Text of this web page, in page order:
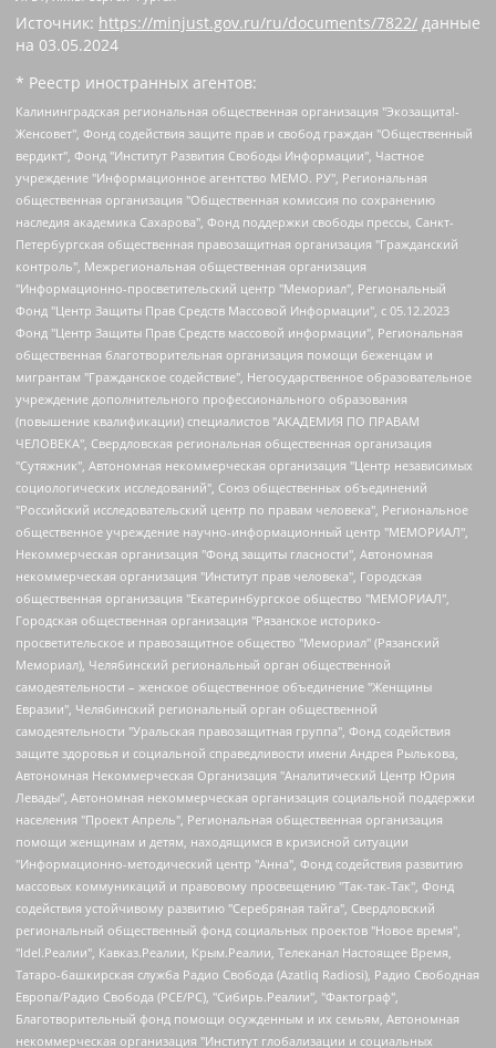
Источник: https://minjust.gov.ru/ru/documents/7822/ данные
на 03.05.2024
* Реестр иностранных агентов:
Калининградская региональная общественная организация "Экозащита!-Женсовет", Фонд содействия защите прав и свобод граждан "Общественный вердикт", Фонд "Институт Развития Свободы Информации", Частное учреждение "Информационное агентство МЕМО. РУ", Региональная общественная организация "Общественная комиссия по сохранению наследия академика Сахарова", Фонд поддержки свободы прессы, Санкт-Петербургская общественная правозащитная организация "Гражданский контроль", Межрегиональная общественная организация "Информационно-просветительский центр "Мемориал", Региональный Фонд "Центр Защиты Прав Средств Массовой Информации", с 05.12.2023 Фонд "Центр Защиты Прав Средств массовой информации", Региональная общественная благотворительная организация помощи беженцам и мигрантам "Гражданское содействие", Негосударственное образовательное учреждение дополнительного профессионального образования (повышение квалификации) специалистов "АКАДЕМИЯ ПО ПРАВАМ ЧЕЛОВЕКА", Свердловская региональная общественная организация "Сутяжник", Автономная некоммерческая организация "Центр независимых социологических исследований", Союз общественных объединений "Российский исследовательский центр по правам человека", Региональное общественное учреждение научно-информационный центр "МЕМОРИАЛ", Некоммерческая организация "Фонд защиты гласности", Автономная некоммерческая организация "Институт прав человека", Городская общественная организация "Екатеринбургское общество "МЕМОРИАЛ", Городская общественная организация "Рязанское историко-просветительское и правозащитное общество "Мемориал" (Рязанский Мемориал), Челябинский региональный орган общественной самодеятельности – женское общественное объединение "Женщины Евразии", Челябинский региональный орган общественной самодеятельности "Уральская правозащитная группа", Фонд содействия защите здоровья и социальной справедливости имени Андрея Рылькова, Автономная Некоммерческая Организация "Аналитический Центр Юрия Левады", Автономная некоммерческая организация социальной поддержки населения "Проект Апрель", Региональная общественная организация помощи женщинам и детям, находящимся в кризисной ситуации "Информационно-методический центр "Анна", Фонд содействия развитию массовых коммуникаций и правовому просвещению "Так-так-Так", Фонд содействия устойчивому развитию "Серебряная тайга", Свердловский региональный общественный фонд социальных проектов "Новое время", "Idel.Реалии", Кавказ.Реалии, Крым.Реалии, Телеканал Настоящее Время, Татаро-башкирская служба Радио Свобода (Azatliq Radiosi), Радио Свободная Европа/Радио Свобода (PCE/PC), "Сибирь.Реалии", "Фактограф", Благотворительный фонд помощи осужденным и их семьям, Автономная некоммерческая организация "Институт глобализации и социальных движений", Фонд "В защиту прав заключенных", Частное учреждение "Центр поддержки и содействия развитию средств массовой информации", Пензенский региональный общественный благотворительный фонд "Гражданский союз", "Север.Реалии", Некоммерческая организация Фонд "Правовая инициатива", Общество с ограниченной ответственностью "Радио Свободная Европа/Радио Свобода", Чешское информационное агентство "MEDIUM-ORIENT", Красноярская региональная общественная организация "Мы против СПИДа", Камалягин Денис Николаевич, Маркелов Сергей Евгеньевич, Пономарев Лев Александрович, Савицкая Людмила Алексеевна, Автономная некоммерческая организация "Центр по работе с проблемой насилия "НАСИЛИЮ.НЕТ", Межрегиональный профессиональный союз работников здравоохранения "Альянс врачей", Юридическое лицо, зарегистрированное в Латвийской Республике, SIA "Medusa Project" (регистрационный номер 40103797863, дата регистрации 10.06.2014), Некоммерческая организация "Фонд по борьбе с коррупцией", Автономная некоммерческая организация "Институт права и публичной политики", Баданин Роман Сергеевич, Гликин Максим Александрович, Железнова Мария Михайловна, Лукьянова Юлия Сергеевна, Маетная Елизавета Витальевна, Маняхин Петр Борисович, Чуракова Ольга Владимировна, Ярош Юлия Петровна, Юридическое лицо "The Insider SIA", зарегистрированное в Риге, Латвийская Республика (дата регистрации 26.06.2015), являющееся администратором доменного имени интернет-издания "The Insider SIA", https://theins.ru, Постернак Алексей Евгеньевич, Рубин Михаил Аркадьевич, Анин Роман Александрович, Юридическое лицо Istories fonds, зарегистрированное в Латвийской Республике (регистрационный номер 50008295751, дата регистрации 24.02.2020), Великовский Дмитрий Александрович, Долинина Ирина Николаевна, Мароховская Алеся Алексеевна, Шлейнов Роман Юрьевич, Шмагун Олеся Валентиновна, Общество с ограниченной ответственностью "Альтаир 2021", Общество с ограниченной ответственностью "Вега 2021", Общество с ограниченной ответственностью "Главный редактор 2021", Общество с ограниченной ответственностью "Ромашки монолит", Важенков Артем Валерьевич, Ивановская областная общественная организация "Центр гендерных исследований", Гурман Юрий Альбертович, Медиапроект "ОВД-Инфо", Егоров Владимир Владимирович, Жилинский Владимир Александрович, Общество с ограниченной ответственностью "ЗП", Иванова София Юрьевна, Карезина Инна Павловна, Кильтау Екатерина Викторовна, Петров Алексей Викторович, Пискунов Сергей Евгеньевич, Смирнов Сергей Сергеевич, Тихонов Михаил Сергеевич, Общество с ограниченной ответственностью "ЖУРНАЛИСТ-ИНОСТРАННЫЙ АГЕНТ", Арапова Галина Юрьевна, Вольтская Татьяна Анатольевна, Американская компания "Mason G.E.S. Anonymous Foundation" (США), являющаяся владельцем интернет-издания https://mnews.world/, Компания "Stichting Bellingcat", зарегистрированная в Нидерландах (дата регистрации 11.07.2018), Захаров Андрей Вячеславович, Клепиковская Екатерина Дмитриевна, Общество с ограниченной ответственностью "МЕМО", Перл Роман Александрович, Симонов Евгений Алексеевич, Соловьева Елена Анатольевна, Сотников Даниил Владимирович, Сурначева Елизавета Дмитриевна, Автономная некоммерческая организация по защите прав человека и информированию населения "Якутия – Наше Мнение", Общество с ограниченной ответственностью "Москоу диджитал медиа", с 26.01.2023 Общество с ограниченной ответственностью "Чайка Белые сады", Ветошкина Валерия Валерьевна, Заговора Максим Александрович, Межрегиональное общественное движение "Российская ЛГБТ - сеть", Оленичев Максим Владимирович, Павлов Иван Юрьевич, Скворцова Елена Сергеевна, Общество с ограниченной ответственностью "Как бы инагент", Кочетков Игорь Викторович, Общество с ограниченной ответственностью "Честные выборы", Еланчик Олег Александрович, Общество с ограниченной ответственностью "Нобелевский призыв", Гималова Регина Эмилевна, Григорьев Андрей Валерьевич, Григорьева Алина Александровна, Ассоциация по содействию защите прав призывников, альтернативнослужащих и военнослужащих "Правозащитная группа "Гражданин.Армия.Право", Хисамова Регина Фаритовна, Автономная некоммерческая организация по реализации социально-правовых программ "Лилит", Дальневосточное общественное движение "Маяк", Санкт-Петербургская ЛГБТ-инициативная группа "Выход", Инициативная группа ЛГБТ+ "Реверс", Алексеев Андрей Викторович, Бекбулатова Таисия Львовна, Беляев Иван Михайлович, Владыкина Елена Сергеевна, Гельман Марат Александрович, Никульшина Вероника Юрьевна, Толоконникова Надежда Андреевна, Шендерович Виктор Анатольевич, Общество с ограниченной ответственностью "Данное сообщение", Общество с ограниченной ответственностью Издательский дом "Новая глава", Айнбиндер Александра Александровна, Московский комьюнити-центр для ЛГБТ+инициатив, Благотворительный фонд развития филантропии, Deutsche Welle (Германия, Kurt-Schumacher-Strasse 3, 53113 Bonn), Борзунова Мария Михайловна, Воробьев Виктор Викторович, Голубева Анна Львовна, Константинова Алла Михайловна, Малкова Ирина Владимировна, Мурадов Мурад Абдулгалимович, Осетинская Елизавета Николаевна, Понасенков Евгений Николаевич, Ганапольский Матвей Юрьевич, Киселев Евгений Алексеевич, Борухович Ирина Григорьевна, Дремин Иван Тимофеевич, Дубровский Дмитрий Викторович, Красноярская региональная общественная организация поддержки и развития альтернативных образовательных технологий и межкультурных коммуникаций "ИНТЕРРА", Маяковская Екатерина Алексеевна, Фейгин Марк Захарович, Филимонов Андрей Викторович, Дзугкоева Регина Николаевна, Доброхотов Роман Александрович, Дудь Юрий Александрович, Елкин Сергей Владимирович, Кругликов Кирилл Игоревич, Сабунаева Мария Леонидовна, Семенов Алексей Владимирович, Шаинян Карен Багратович, Шульман Екатерина Михайловна, Асафьев Артур Валерьевич, Вахштайн Виктор Семенович, Венедиктов Алексей Алексеевич, Лушникова Екатерина Евгеньевна, Волков Леонид Михайлович, Невзоров Александр Глебович, Пархоменко Сергей Борисович, Сироткин Ярослав Николаевич, Кара-Мурза Владимир Владимирович, Баранова Наталья Владимировна, Гозман Леонид Яковлевич, Кагарлицкий Борис Юльевич, Климарев Михаил Валерьевич, Милов Владимир Станиславович, Автономная некоммерческая организация Краснодарский центр современного искусства "Типография", Моргенштерн Алишер Тагирович, Соболь Любовь Эдуардовна, Общество с ограниченной ответственностью "ЛИЗА НОРМ", Каспаров Гарри Кимович, Ходорковский Михаил Борисович, Общество с ограниченной ответственностью "Апрельские тезисы", Данилович Ирина Брониславовна, Кашин Олег Владимирович, Петров Николай Владимирович, Пивоваров Алексей Владимирович, Соколов Михаил Владимирович, Цветкова Юлия Владимировна, Чичваркин Евгений Александрович, Комитет против пыток/Команда против пыток, Общество с ограниченной ответственностью "Первый научный", Общество с ограниченной ответственностью "Вертолет и ко", Белоцерковская Вероника Борисовна, Кац Максим Евгеньевич, Лазарева Татьяна Юрьевна, Шаведдинов Руслан Табризович, Яшин Илья Валерьевич, Общество с ограниченной ответственностью "Иноагент ААВ", Алешковский Дмитрий Петрович, Альбац Евгения Марковна, Быков Дмитрий Львович, Галямина Юлия Евгеньевна, Лойко Сергей Леонидович, Мартынов Кирилл Константинович, Медведев Сергей Александрович, Крашенинников Федор Геннадиевич, Гордеева Катерина Вл